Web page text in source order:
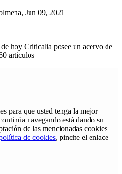
, Jun 09, 2021
hoy Criticalia posee un acervo de
articulos
para que usted tenga la mejor
navegando está dando su
de las mencionadas cookies
de cookies, pinche el enlace